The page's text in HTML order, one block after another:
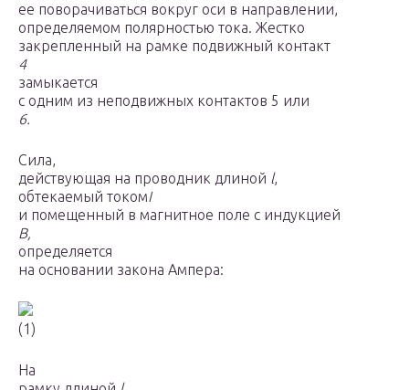
ее поворачиваться вокруг оси в направлении,
определяемом полярностью тока. Жестко
закрепленный на рамке подвижный контакт
4
замыкается
с одним из неподвижных контактов 5 или
6.
Сила,
действующая на проводник длиной l,
обтекаемый токомI
и помещенный в магнитное поле с индукцией
В,
определяется
на основании закона Ампера:
(1)
На